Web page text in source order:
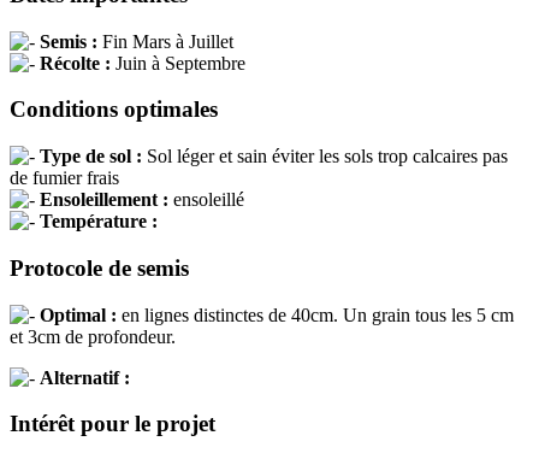
Semis : Fin Mars à Juillet
Récolte : Juin à Septembre
Conditions optimales
Type de sol : Sol léger et sain éviter les sols trop calcaires pas
de fumier frais
Ensoleillement : ensoleillé
Température :
Protocole de semis
Optimal : en lignes distinctes de 40cm. Un grain tous les 5 cm
et 3cm de profondeur.
Alternatif :
Intérêt pour le projet